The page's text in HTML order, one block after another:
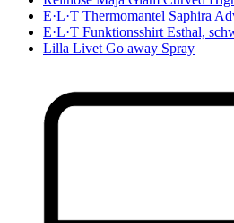
E·L·T Thermomantel Saphira
E·L·T Funktionsshirt Esthal,
Lilla Livet Go away Spray